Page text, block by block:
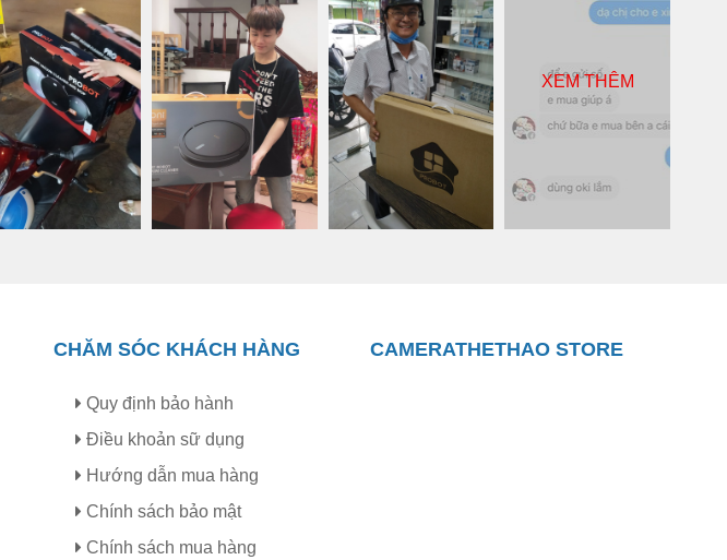
XEM THÊM
CHĂM SÓC KHÁCH HÀNG
Quy định bảo hành
Điều khoản sữ dụng
Hướng dẫn mua hàng
Chính sách bảo mật
Chính sách mua hàng
CAMERATHETHAO STORE